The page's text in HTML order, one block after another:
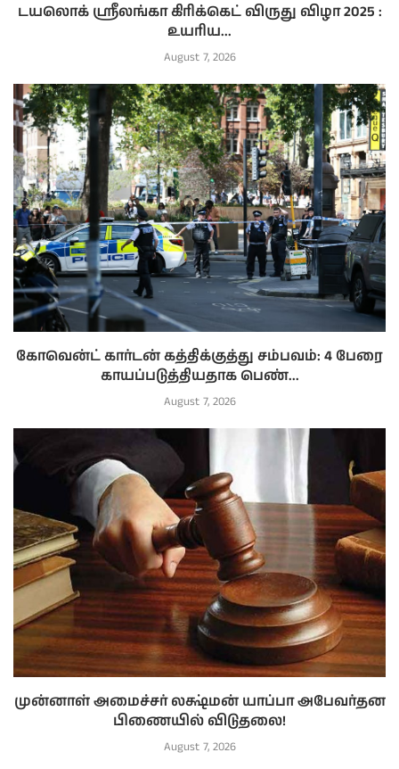
டயலொக் ஸ்ரீலங்கா கிரிக்கெட் விருது விழா 2025 :
உயரிய...
August 7, 2026
கோவென்ட் கார்டன் கத்திக்குத்து சம்பவம்: 4 பேரை
காயப்படுத்தியதாக பெண்...
August 7, 2026
முன்னாள் அமைச்சர் லக்ஷ்மன் யாப்பா அபேவர்தன
பிணையில் விடுதலை!
August 7, 2026